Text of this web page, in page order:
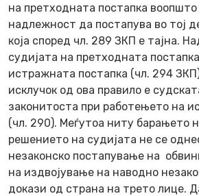
на претходната постапка
надлежност да постапува во тој
која според чл. 289 ЗКП е тајна.
судијата на претходната
истражната постапка (чл. 294
исклучок од ова правило е
законитоста при работењето на
(чл. 290). Меѓутоа ниту барањето
решението на судијата не се
незаконско постапување на
на издвојување на наводно
докази од страна на трето лице.